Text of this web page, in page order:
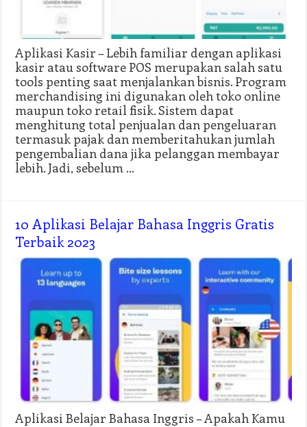
Aplikasi Kasir – Lebih familiar dengan aplikasi
kasir atau software POS merupakan salah satu
tools penting saat menjalankan bisnis. Program
merchandising ini digunakan oleh toko online
maupun toko retail fisik. Sistem dapat
menghitung total penjualan dan pengeluaran
termasuk pajak dan memberitahukan jumlah
pengembalian dana jika pelanggan membayar
lebih. Jadi, sebelum …
10 Aplikasi Belajar Bahasa Inggris Gratis
Terbaik 2023
Aplikasi Belajar Bahasa Inggris – Apakah Kamu